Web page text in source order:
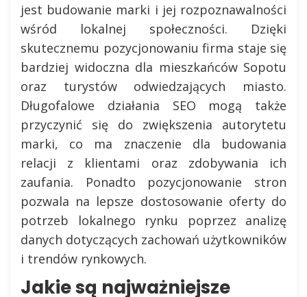
jest budowanie marki i jej rozpoznawalności
wśród lokalnej społeczności. Dzięki
skutecznemu pozycjonowaniu firma staje się
bardziej widoczna dla mieszkańców Sopotu
oraz turystów odwiedzających miasto.
Długofalowe działania SEO mogą także
przyczynić się do zwiększenia autorytetu
marki, co ma znaczenie dla budowania
relacji z klientami oraz zdobywania ich
zaufania. Ponadto pozycjonowanie stron
pozwala na lepsze dostosowanie oferty do
potrzeb lokalnego rynku poprzez analizę
danych dotyczących zachowań użytkowników
i trendów rynkowych.
Jakie są najważniejsze